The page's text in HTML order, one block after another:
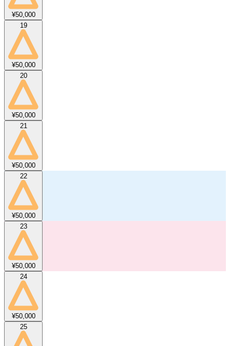
¥50,000
19
¥50,000
20
¥50,000
21
¥50,000
22
¥50,000
23
¥50,000
24
¥50,000
25